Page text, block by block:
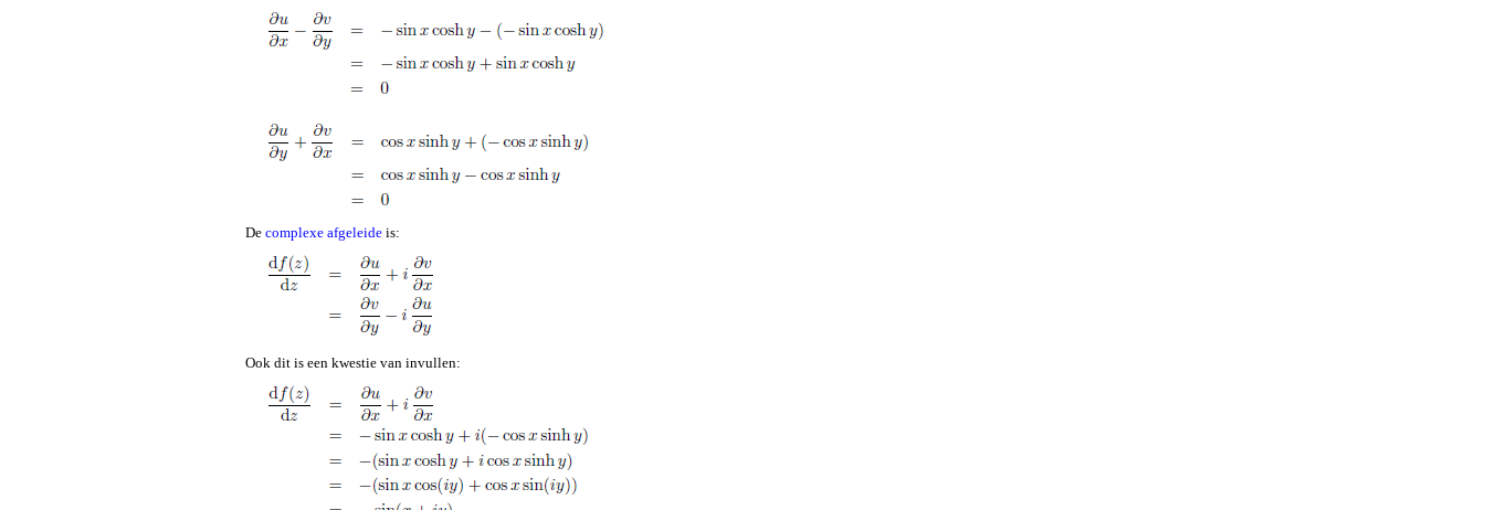
De complexe afgeleide is:
Ook dit is een kwestie van invullen: